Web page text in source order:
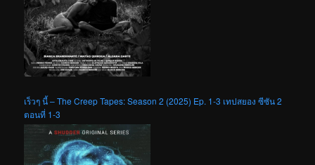
เร็วๆ นี้ – The Creep Tapes: Season 2 (2025) Ep. 1-3 เทปสยอง ซีซัน 2
ตอนที่ 1-3